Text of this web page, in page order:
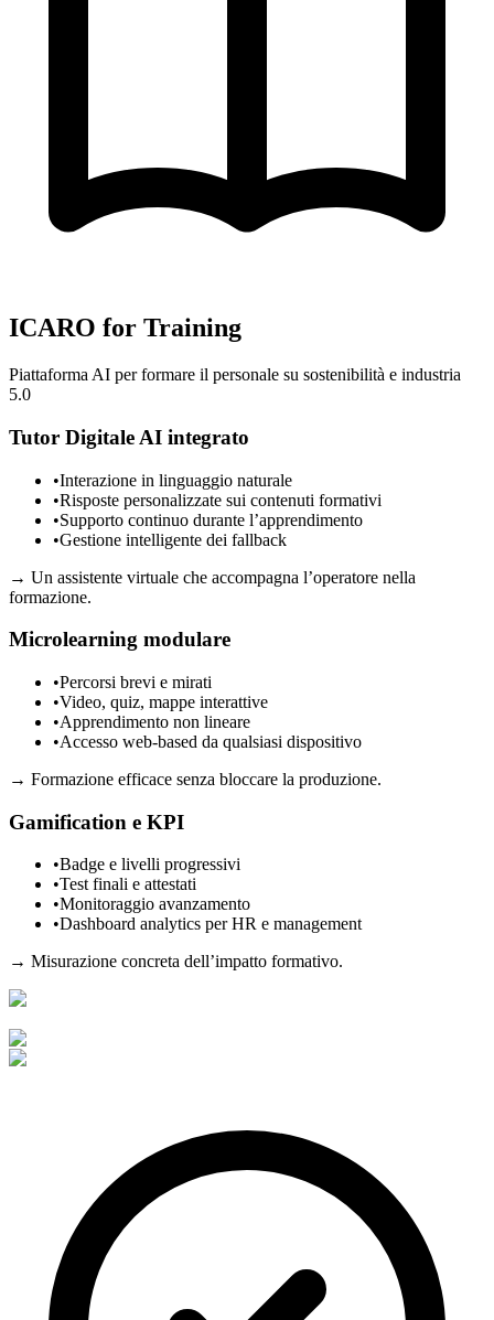
ICARO for Training
Piattaforma AI per formare il personale su sostenibilità e industria
5.0
Tutor Digitale AI integrato
•Interazione in linguaggio naturale
•Risposte personalizzate sui contenuti formativi
•Supporto continuo durante l’apprendimento
•Gestione intelligente dei fallback
→ Un assistente virtuale che accompagna l’operatore nella
formazione.
Microlearning modulare
•Percorsi brevi e mirati
•Video, quiz, mappe interattive
•Apprendimento non lineare
•Accesso web-based da qualsiasi dispositivo
→ Formazione efficace senza bloccare la produzione.
Gamification e KPI
•Badge e livelli progressivi
•Test finali e attestati
•Monitoraggio avanzamento
•Dashboard analytics per HR e management
→ Misurazione concreta dell’impatto formativo.